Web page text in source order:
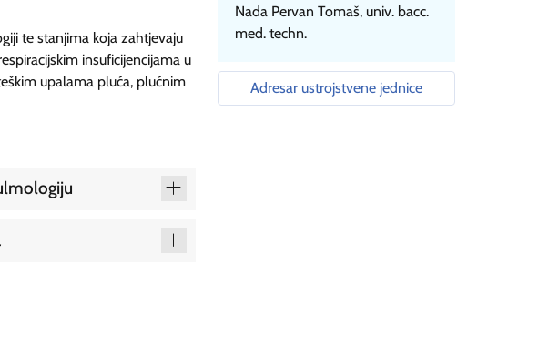
te stanjima koja zahtjevaju
insuficijencijama u
upalama pluća, plućnim
Nada Pervan Tomaš, univ. bacc.
med. techn.
Adresar ustrojstvene jednice